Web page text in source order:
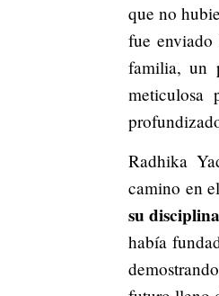
que no
fue enviado
familia, un
meticulosa
Radhika
camino en
su
había